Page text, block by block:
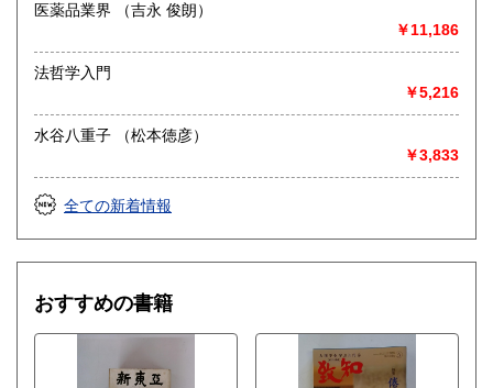
医薬品業界 （吉永 俊朗）
￥11,186
法哲学入門
￥5,216
水谷八重子 （松本徳彦）
￥3,833
全ての新着情報
おすすめの書籍